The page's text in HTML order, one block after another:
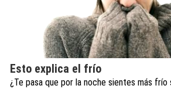
Esto explica el frío
¿Te pasa que por la noche sientes más frío